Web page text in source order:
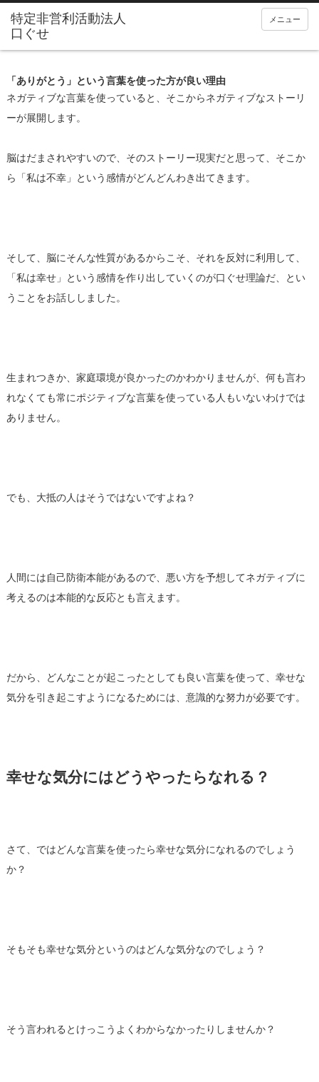
メニュー
「ありがとう」という言葉を使った方が良い理由
ネガティブな言葉を使っていると、そこからネガティブなストーリ
ーが展開します。
脳はだまされやすいので、そのストーリー現実だと思って、そこか
ら「私は不幸」という感情がどんどんわき出てきます。
そして、脳にそんな性質があるからこそ、それを反対に利用して、
「私は幸せ」という感情を作り出していくのが口ぐせ理論だ、とい
うことをお話ししました。
生まれつきか、家庭環境が良かったのかわかりませんが、何も言わ
れなくても常にポジティブな言葉を使っている人もいないわけでは
ありません。
でも、大抵の人はそうではないですよね？
人間には自己防衛本能があるので、悪い方を予想してネガティブに
考えるのは本能的な反応とも言えます。
だから、どんなことが起こったとしても良い言葉を使って、幸せな
気分を引き起こすようになるためには、意識的な努力が必要です。
幸せな気分にはどうやったらなれる？
さて、ではどんな言葉を使ったら幸せな気分になれるのでしょう
か？
そもそも幸せな気分というのはどんな気分なのでしょう？
そう言われるとけっこうよくわからなかったりしませんか？